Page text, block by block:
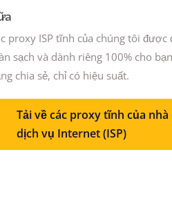
proxy ISP tĩnh của chúng tôi được
sạch và dành riêng 100% cho
chia sẻ, chỉ có hiệu suất.
Tải về các proxy tĩnh của nhà
dịch vụ Internet (ISP)